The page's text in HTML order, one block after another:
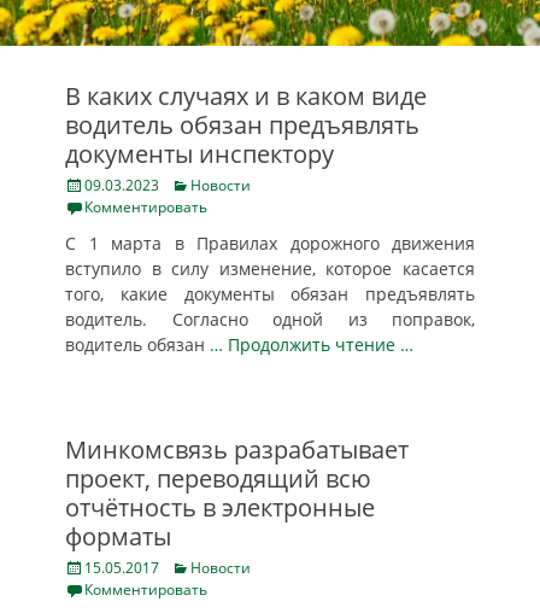
В каких случаях и в каком виде
водитель обязан предъявлять
документы инспектору
Posted
on
09.03.2023 Categories
Новости
Комментировать
С 1 марта в Правилах дорожного движения
вступило в силу изменение, которое касается
того, какие документы обязан предъявлять
водитель. Согласно одной из поправок,
водитель обязан … Продолжить чтение …
Минкомсвязь разрабатывает
проект, переводящий всю
отчётность в электронные
форматы
Posted
on
15.05.2017 Categories
Новости
Комментировать